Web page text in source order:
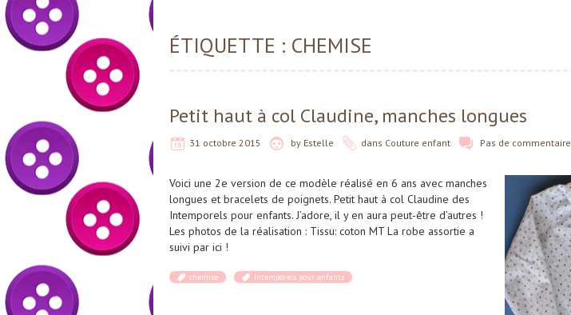
ÉTIQUETTE : CHEMISE
Petit haut à col Claudine, manches longues
31 octobre 2015 by Estelle dans Couture enfant Pas de commentaire
Voici une 2e version de ce modèle réalisé en 6 ans avec manches
longues et bracelets de poignets. Petit haut à col Claudine des
Intemporels pour enfants. J’adore, il y en aura peut-être d’autres !
Les photos de la réalisation : Tissu: coton MT La robe assortie a
suivi par ici !
chemise Intemporels pour enfants